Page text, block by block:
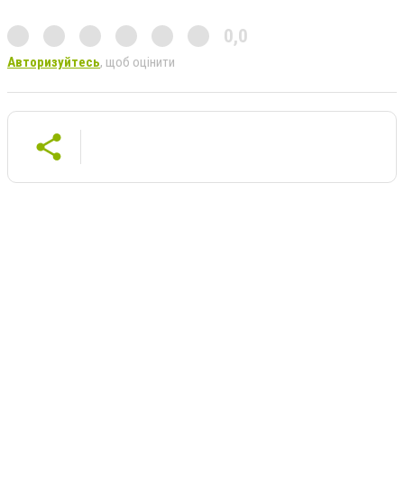
0,0
Авторизуйтесь, щоб оцінити